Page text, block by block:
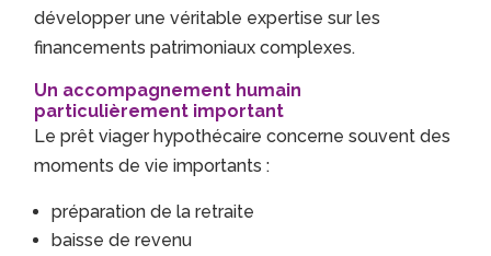
développer une véritable expertise sur les
financements patrimoniaux complexes.
Un accompagnement humain
particulièrement important
Le prêt viager hypothécaire concerne souvent des
moments de vie importants :
préparation de la retraite
baisse de revenu